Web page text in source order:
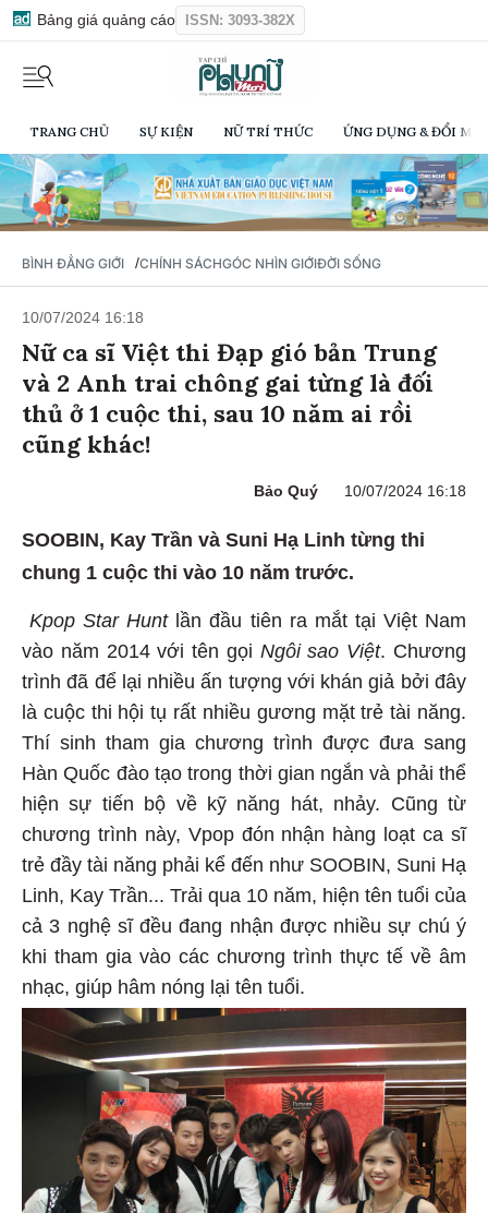
Bảng giá quảng cáo ISSN: 3093-382X
TRANG CHỦ SỰ KIỆN NỮ TRÍ THỨC ỨNG DỤNG & ĐỔI
BÌNH ĐẲNG GIỚI /CHÍNH SÁCHGÓC NHÌN GIỚIĐỜI SỐNG
10/07/2024 16:18
Nữ ca sĩ Việt thi Đạp gió bản Trung
và 2 Anh trai chông gai từng là đối
thủ ở 1 cuộc thi, sau 10 năm ai rồi
cũng khác!
Bảo Quý 10/07/2024 16:18
SOOBIN, Kay Trần và Suni Hạ Linh từng thi
chung 1 cuộc thi vào 10 năm trước.
Kpop Star Hunt lần đầu tiên ra mắt tại Việt Nam
vào năm 2014 với tên gọi Ngôi sao Việt. Chương
trình đã để lại nhiều ấn tượng với khán giả bởi đây
là cuộc thi hội tụ rất nhiều gương mặt trẻ tài năng.
Thí sinh tham gia chương trình được đưa sang
Hàn Quốc đào tạo trong thời gian ngắn và phải thể
hiện sự tiến bộ về kỹ năng hát, nhảy. Cũng từ
chương trình này, Vpop đón nhận hàng loạt ca sĩ
trẻ đầy tài năng phải kể đến như SOOBIN, Suni Hạ
Linh, Kay Trần... Trải qua 10 năm, hiện tên tuổi của
cả 3 nghệ sĩ đều đang nhận được nhiều sự chú ý
khi tham gia vào các chương trình thực tế về âm
nhạc, giúp hâm nóng lại tên tuổi.